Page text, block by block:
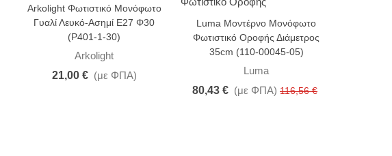
Arkolight Φωτιστικό Μονόφωτο
Γυαλί Λευκό-Ασημί Ε27 Φ30
(Ρ401-1-30)
Arkolight
21,00 € (με ΦΠΑ)
-31%Luma Μοντέρνο Μονόφωτο
Φωτιστικό Οροφής Διάμετρος
35cm (110-00045-05)
Luma
80,43 € (με ΦΠΑ) 116,56 €